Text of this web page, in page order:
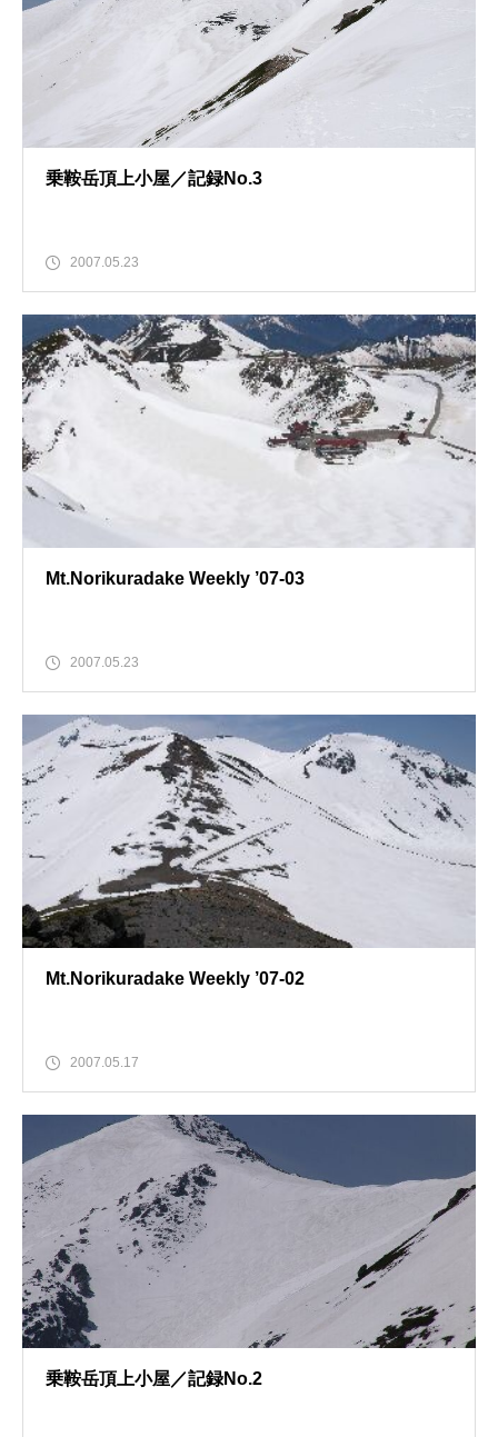
乗鞍岳頂上小屋／記録No.3
2007.05.23
Mt.Norikuradake Weekly ’07-03
2007.05.23
Mt.Norikuradake Weekly ’07-02
2007.05.17
乗鞍岳頂上小屋／記録No.2